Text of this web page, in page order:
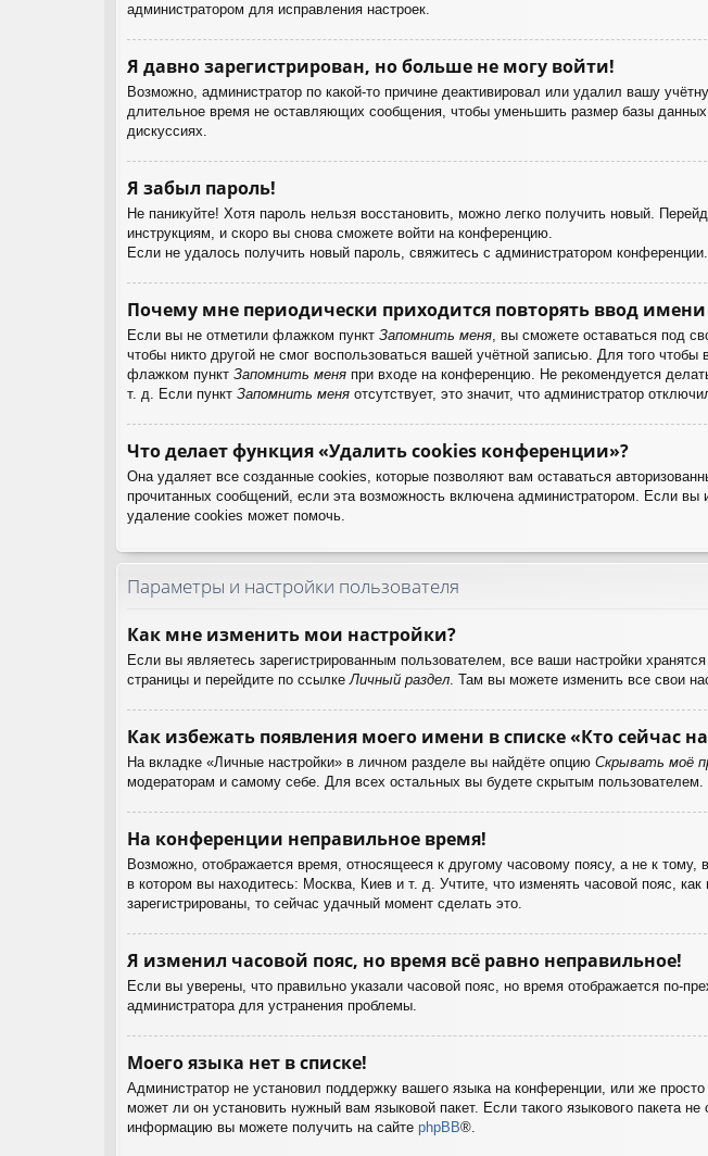
администратором для исправления настроек.
Я давно зарегистрирован, но больше не могу войти!
Возможно, администратор по какой-то причине деактивировал или удалил вашу
длительное время не оставляющих сообщения, чтобы уменьшить размер базы
дискуссиях.
Я забыл пароль!
Не паникуйте! Хотя пароль нельзя восстановить, можно легко получить новый.
инструкциям, и скоро вы снова сможете войти на конференцию.
Если не удалось получить новый пароль, свяжитесь с администратором конференции.
Почему мне периодически приходится повторять ввод имени
Если вы не отметили флажком пункт Запомнить меня, вы сможете оставаться под
чтобы никто другой не смог воспользоваться вашей учётной записью. Для того
флажком пункт Запомнить меня при входе на конференцию. Не рекомендуется
т. д. Если пункт Запомнить меня отсутствует, это значит, что администратор
Что делает функция «Удалить cookies конференции»?
Она удаляет все созданные cookies, которые позволяют вам оставаться
прочитанных сообщений, если эта возможность включена администратором. Если
удаление cookies может помочь.
Параметры и настройки пользователя
Как мне изменить мои настройки?
Если вы являетесь зарегистрированным пользователем, все ваши настройки
страницы и перейдите по ссылке Личный раздел . Там вы можете изменить все свои
Как избежать появления моего имени в списке «Кто сейчас
На вкладке «Личные настройки» в личном разделе вы найдёте опцию Скрывать моё
модераторам и самому себе. Для всех остальных вы будете скрытым пользователем.
На конференции неправильное время!
Возможно, отображается время, относящееся к другому часовому поясу, а не к
в котором вы находитесь: Москва, Киев и т. д. Учтите, что изменять часовой пояс,
зарегистрированы, то сейчас удачный момент сделать это.
Я изменил часовой пояс, но время всё равно неправильное!
Если вы уверены, что правильно указали часовой пояс, но время отображается по-
администратора для устранения проблемы.
Моего языка нет в списке!
Администратор не установил поддержку вашего языка на конференции, или же
может ли он установить нужный вам языковой пакет. Если такого языкового пакета
информацию вы можете получить на сайте phpBB®.